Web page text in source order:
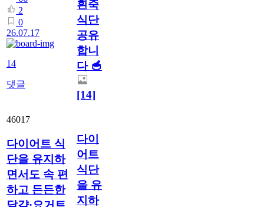
2
0
26.07.17
14
댓글
흰죽
식단
공유
합니
다 🥣
[14]
46017
다이어트 식
단을 유지하
면서도 속 편
하고 든든한
다이
어트
식단
을 유
지하